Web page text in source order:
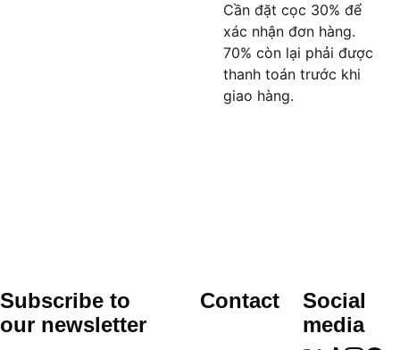
Cần đặt cọc 30% để
xác nhận đơn hàng.
70% còn lại phải được
thanh toán trước khi
giao hàng.
Contact
Social
media
Subscribe to
our newsletter